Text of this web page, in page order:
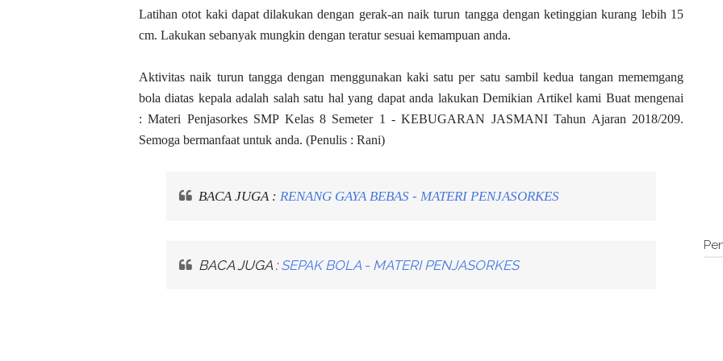
Latihan otot kaki dapat dilakukan dengan gerak-an naik turun tangga dengan ketinggian kurang lebih 15
cm. Lakukan sebanyak mungkin dengan teratur sesuai kemampuan anda.
Aktivitas naik turun tangga dengan menggunakan kaki satu per satu sambil kedua tangan mememgang
bola diatas kepala adalah salah satu hal yang dapat anda lakukan Demikian Artikel kami Buat mengenai
:Materi Penjasorkes SMP Kelas 8 Semeter 1 - KEBUGARAN JASMANI Tahun Ajaran 2018/209.
Semoga bermanfaat untuk anda. (Penulis : Rani)
BACA JUGA :RENANG GAYA BEBAS - MATERI PENJASORKES
BACA JUGA : SEPAK BOLA - MATERI PENJASORKES